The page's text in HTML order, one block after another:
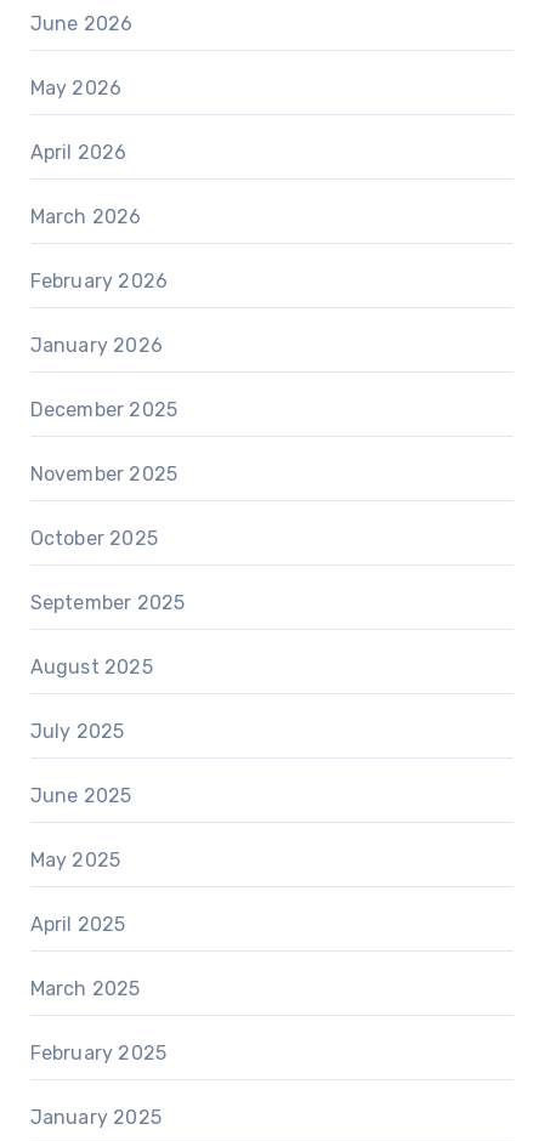
June 2026
May 2026
April 2026
March 2026
February 2026
January 2026
December 2025
November 2025
October 2025
September 2025
August 2025
July 2025
June 2025
May 2025
April 2025
March 2025
February 2025
January 2025